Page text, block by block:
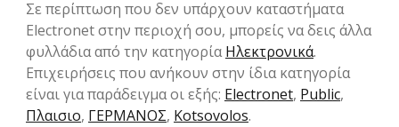
Σε περίπτωση που δεν υπάρχουν καταστήματα
Electronet στην περιοχή σου, μπορείς να δεις άλλα
φυλλάδια από την κατηγορίαHλεκτρονικά.
Επιχειρήσεις που ανήκουν στην ίδια κατηγορία
είναι για παράδειγμα οι εξής: Electronet, Public,
Πλαισιο, ΓΕΡΜΑΝΟΣ, Kotsovolos.